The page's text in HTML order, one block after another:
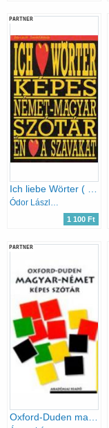
PARTNER
Ich liebe Wörter ( képes német-magyar szótár)
Ódor László-Szendrő Borbála
1 100 Ft
PARTNER